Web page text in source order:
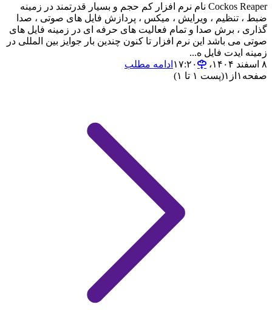
Cockos Reaper نام نرم افزار کم حجم و بسیار قدرتمند در زمینه
ضبط ، تنظیم ، ویرایش ، میکس ، پردازش فایل های صوتی ، صدا
گذاری ، برش صدا و تمام فعالیت های حرفه ای در زمینه فایل های
صوتی می باشد این نرم افزار تا کنون چندین بار جوایز بین المللی در
زمینه ایدت فایل ه...
۸ اسفند ۱۴۰۴،‏ ۱۷:۲۰
ادامه مطلب
صفحه ۱ از ۱(پست ۱ تا ۱)